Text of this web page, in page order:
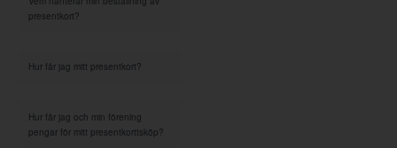
presentkort?
Hur får jag mitt presentkort?
Hur får jag och min förening
pengar för mitt presentkorttsköp?